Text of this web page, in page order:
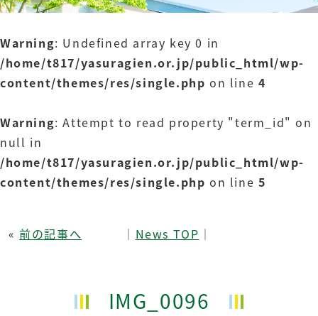
Warning: Undefined array key 0 in
/home/t817/yasuragien.or.jp/public_html/wp-
content/themes/res/single.php on line 4
Warning: Attempt to read property "term_id" on
null in
/home/t817/yasuragien.or.jp/public_html/wp-
content/themes/res/single.php on line 5
« 前の記事へ │ News TOP │
IMG_0096